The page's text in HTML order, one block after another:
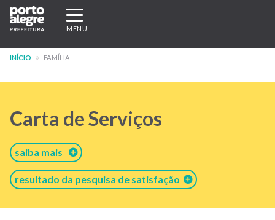
Pular
para
conteúdo
Expandir/recolher
navegação
MENU
INÍCIO FAMÍLIA
Carta de Serviços
saiba mais
resultado da pesquisa de satisfação